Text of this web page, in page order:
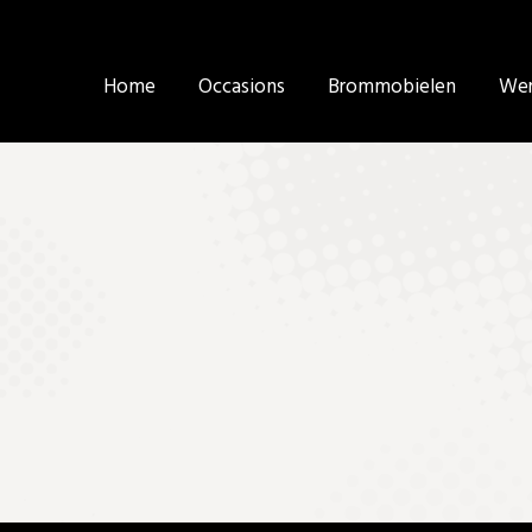
Home Occasions Brommobielen
Home Occasions Brommobielen